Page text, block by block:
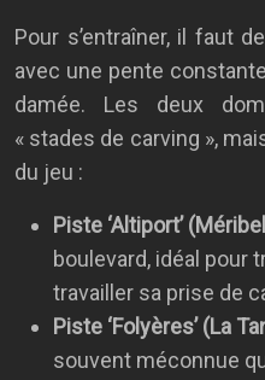
Pour s’entraîner, il faut
avec une pente
damée. Les deux
« stades de carving »,
du jeu :
Piste ‘Altiport’
boulevard, idéal pour
travailler sa prise de
Piste ‘Folyères’ (La
souvent méconnue